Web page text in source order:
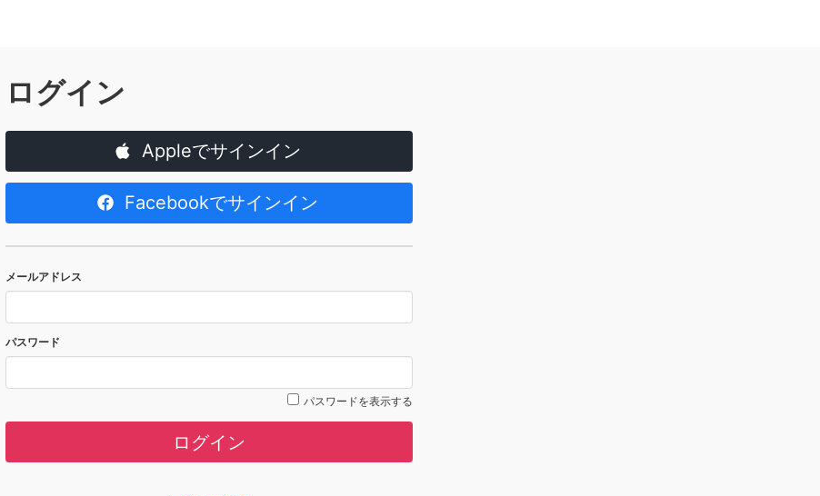
ログイン
Appleでサインイン
Facebookでサインイン
メールアドレス
パスワード
パスワードを表示する
ログイン